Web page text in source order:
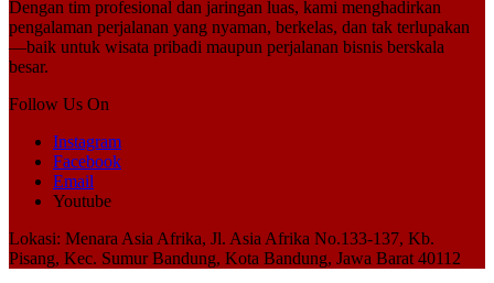
Dengan tim profesional dan jaringan luas, kami menghadirkan
pengalaman perjalanan yang nyaman, berkelas, dan tak terlupakan
—baik untuk wisata pribadi maupun perjalanan bisnis berskala
besar.
Follow Us On
Instagram
Facebook
Email
Youtube
Lokasi: Menara Asia Afrika, Jl. Asia Afrika No.133-137, Kb.
Pisang, Kec. Sumur Bandung, Kota Bandung, Jawa Barat 40112